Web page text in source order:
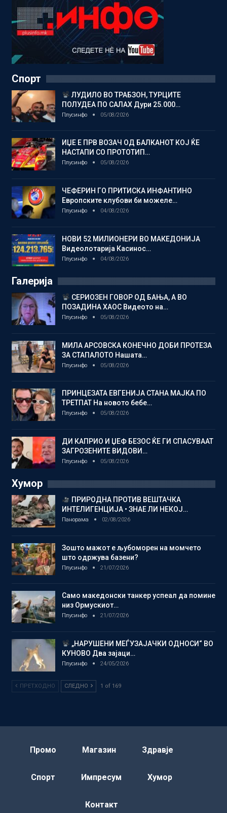
Спорт
ЛУДИЛО ВО ТРАБЗОН, ТУРЦИТЕ
ПОЛУДЕА ПО САЛАХ Дури 25.000…
Плусинфо 05/08/2026
ИЏЕ Е ПРВ ВОЗАЧ ОД БАЛКАНОТ КОЈ ЌЕ
НАСТАПИ СО ПРОТОТИП…
Плусинфо 05/08/2026
ЧЕФЕРИН ГО ПРИТИСКА ИНФАНТИНО
Европските клубови би можеле…
Плусинфо 04/08/2026
НОВИ 52 МИЛИОНЕРИ ВО МАКЕДОНИЈА
Видеолотарија Касинос…
Плусинфо 04/08/2026
Галерија
СЕРИОЗЕН ГОВОР ОД БАЊА, А ВО
ПОЗАДИНА ХАОС Видеото на…
Плусинфо 05/08/2026
МИЛА АРСОВСКА КОНЕЧНО ДОБИ ПРОТЕЗА
ЗА СТАПАЛОТО Нашата…
Плусинфо 05/08/2026
ПРИНЦЕЗАТА ЕВГЕНИЈА СТАНА МАЈКА ПО
ТРЕТПАТ На новото бебе…
Плусинфо 05/08/2026
ДИ КАПРИО И ЏЕФ БЕЗОС ЌЕ ГИ СПАСУВААТ
ЗАГРОЗЕНИТЕ ВИДОВИ…
Плусинфо 05/08/2026
Хумор
ПРИРОДНА ПРОТИВ ВЕШТАЧКА
ИНТЕЛИГЕНЦИЈА • ЗНАЕ ЛИ НЕКОЈ…
Панорама 02/08/2026
Зошто мажот е љубоморен на момчето
што одржува базени?
Плусинфо 21/07/2026
Само македонски танкер успеал да помине
низ Ормускиот…
Плусинфо 21/07/2026
„НАРУШЕНИ МЕЃУЗАЈАЧКИ ОДНОСИ“ ВО
КУНОВО Два зајаци…
Плусинфо 24/05/2026
ПРЕТХОДНО СЛЕДНО 1 of 169
Промо Магазин Здравје
Спорт Импресум Хумор
Контакт